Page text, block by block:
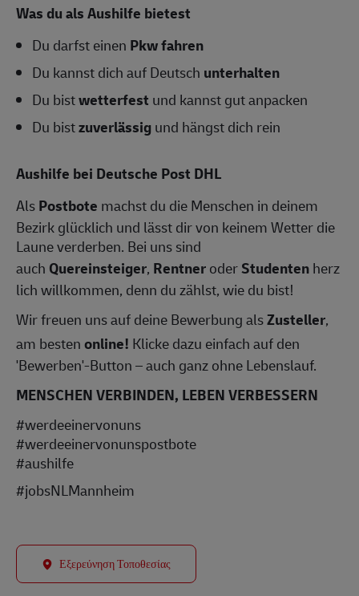
Was du als Aushilfe bietest
Du darfst einen Pkw fahren
Du kannst dich auf Deutsch unterhalten
Du bistwetterfest und kannst gut anpacken
Du bistzuverlässigund hängst dich rein
Aushilfe bei Deutsche Post DHL
AlsPostbote machst du die Menschen in deinem
Bezirk glücklich und lässt dir von keinem Wetter die
Laune verderben. Bei uns sind
auch Quereinsteiger, RentneroderStudentenherz
lich willkommen, denn du zählst, wie du bist!
Wir freuen uns auf deine Bewerbung alsZusteller,
am bestenonline! Klicke dazu einfach auf den
'Bewerben'-Button – auch ganz ohne Lebenslauf.
MENSCHEN VERBINDEN, LEBEN VERBESSERN
#werdeeinervonuns
#werdeeinervonunspostbote
#aushilfe
#jobsNLMannheim
Εξερεύνηση Τοποθεσίας